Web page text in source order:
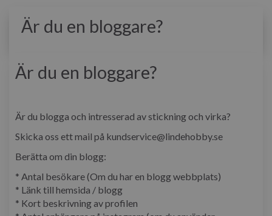
Är du en bloggare?
Är du en bloggare?
Är du blogga och intresserad av stickning och virka?
Skicka oss ett mail på kundservice@lindehobby.se
Berätta om din blogg:
* Antal besökare (Om du har en blogg webbplats)
* Länk till hemsida / blogg
* Kort beskrivning av profilen